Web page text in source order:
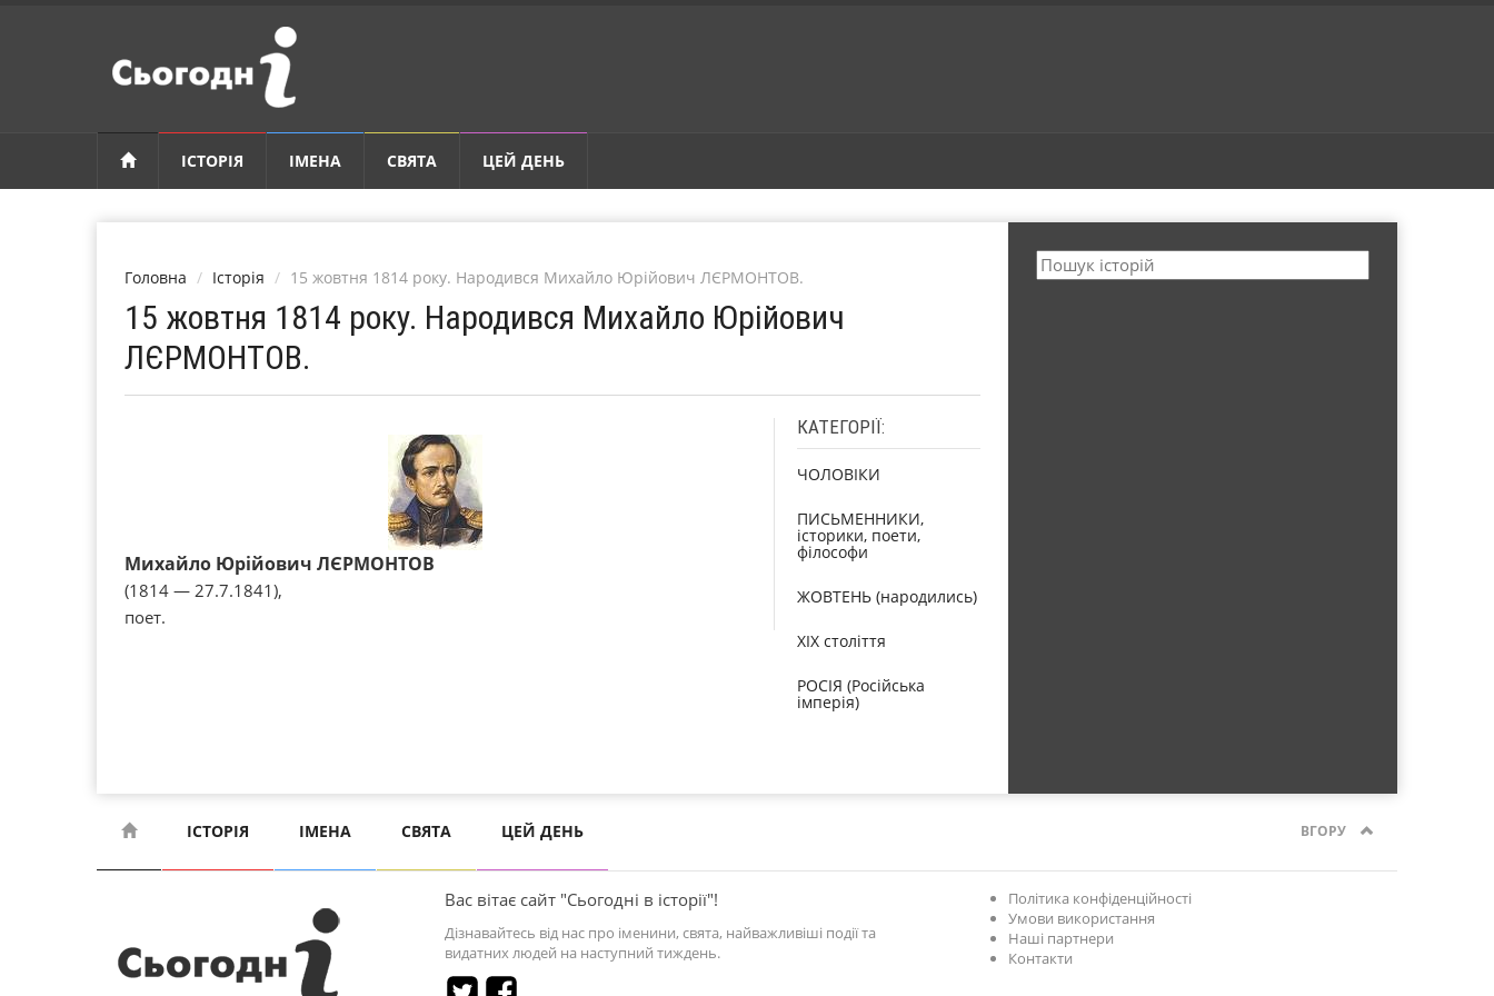
ІСТОРІЯ ІМЕНА СВЯТА ЦЕЙ ДЕНЬ
Головна Історія 15 жовтня 1814 року. Народився Михайло Юрійович ЛЄРМОНТОВ.
15 жовтня 1814 року. Народився Михайло Юрійович
ЛЄРМОНТОВ.
Михайло Юрійович ЛЄРМОНТОВ
(1814 — 27.7.1841),
поет.
КАТЕГОРІЇ:
ЧОЛОВІКИ
ПИСЬМЕННИКИ,
історики, поети,
філософи
ЖОВТЕНЬ (народились)
XIX століття
РОСІЯ (Російська
імперія)
ІСТОРІЯ ІМЕНА СВЯТА ЦЕЙ ДЕНЬ ВГОРУ
Вас вітає сайт "Сьогодні в історії"!
Дізнавайтесь від нас про іменини, свята, найважливіші події та
видатних людей на наступний тиждень.
Політика конфіденційності
Умови використання
Наші партнери
Контакти